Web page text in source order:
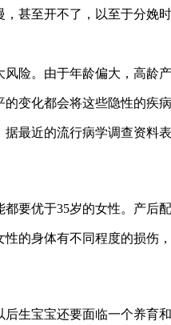
甚至开不了，以至于分娩
险。由于年龄偏大，高龄
变化都会将这些隐性的疾
最近的流行病学调查资料
要优于35岁的女性。产后
的身体有不同程度的损伤
生宝宝还要面临一个养育